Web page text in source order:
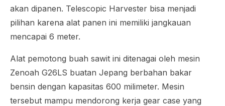
akan dipanen. Telescopic Harvester bisa menjadi
pilihan karena alat panen ini memiliki jangkauan
mencapai 6 meter.
Alat pemotong buah sawit ini ditenagai oleh mesin
Zenoah G26LS buatan Jepang berbahan bakar
bensin dengan kapasitas 600 milimeter. Mesin
tersebut mampu mendorong kerja gear case yang